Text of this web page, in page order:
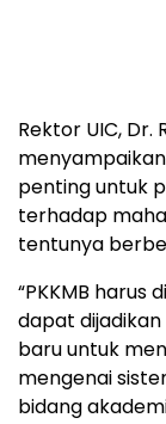
Rektor UIC, Dr.
penting untuk
terhadap
tentunya
“PKKMB
dapat
baru untuk
mengenai
bidang